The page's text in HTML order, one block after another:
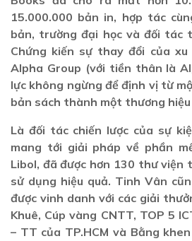
15.000.000 bản in, hợp tác
bản, trường đại học và đối tác
Chứng kiến sự thay đổi của xu
Alpha Group (với tiền thân là
lực không ngừng để định vị từ
bản sách thành một thương
Là đối tác chiến lược của sự
mang tới giải pháp về phần
Libol, đã được hơn 130 thư viện
sử dụng hiệu quả. Tinh Vân
được vinh danh với các giải
Khuê, Cúp vàng CNTT, TOP 5
– TT của TP.HCM và Bằng